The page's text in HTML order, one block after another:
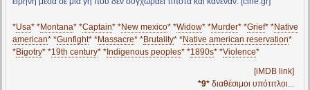
*Usa* *Montana* *Captain* *New mexico* *Widow* *Murder* *Grief* *Native
american* *Gunfight* *Massacre* *Brutality* *Native american reservation*
*Bigotry* *19th century* * Indigenous peoples* *1890s* *Violence*
[iMDB link]
*9* διαθέσιμοι υπότιτλοι...